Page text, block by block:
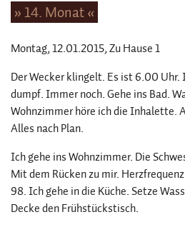
» 14. Monat «
Montag, 12.01.2015, Zu Hause 1
Der Wecker klingelt. Es ist 6.00 Uhr.
dumpf. Immer noch. Gehe ins Bad.
Wohnzimmer höre ich die Inhalette.
Alles nach Plan.
Ich gehe ins Wohnzimmer. Die
Mit dem Rücken zu mir.
98. Ich gehe in die Küche. Setze
Decke den Frühstückstisch.